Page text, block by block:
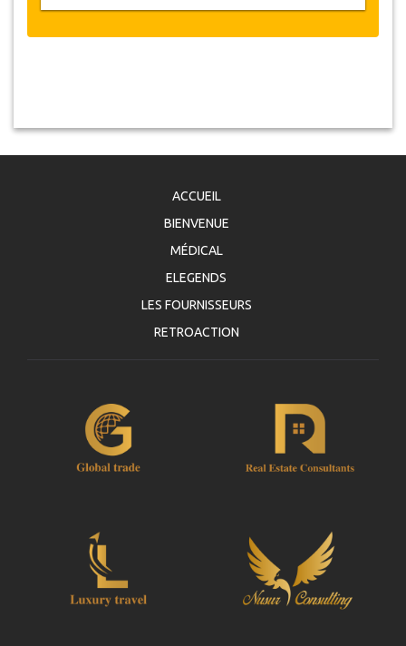
ACCUEIL
BIENVENUE
MÉDICAL
ELEGENDS
LES FOURNISSEURS
RETROACTION